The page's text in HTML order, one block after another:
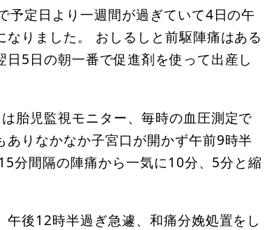
予定日より一週間が過ぎていて4日の午
りました。 おしるしと前駆陣痛はある
5日の朝一番で促進剤を使って出産し
胎児監視モニター、毎時の血圧測定で
りなかなか子宮口が開かず午前9時半
分間隔の陣痛から一気に10分、5分と縮
後12時半過ぎ急遽、和痛分娩処置をし